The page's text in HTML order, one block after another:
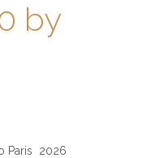
by
Paris 2026